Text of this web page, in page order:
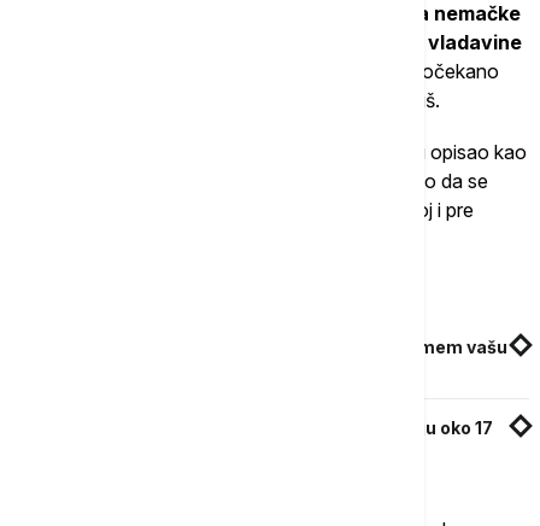
Značajno poboljšanje investicione klime za nemačke
kompanije, zajedno sa napretkom u jačanju vladavine
j, svakako bi u Berlinu bilo dočekano
kao dodatno pozitivan ishod", dodao je Hegeduš.
Sam Merc je Mađarovu izbornu pobedu u martu opisao kao
pozitivan signal. Na platformi X kancelar je izjavio da se
raduje "zajedničkom radu na snažnoj, bezbednoj i pre
Mađar o imenovanju zeta za ministra: "Razumem vašu
Mađar: Krajem maja sporazum o odmrzavanju oko 17